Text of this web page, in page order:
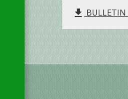
file_download BULLETIN